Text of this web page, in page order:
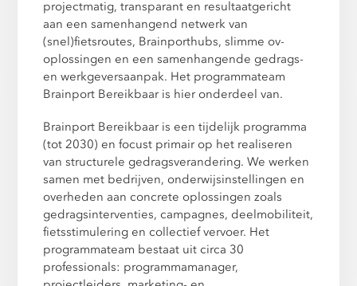
projectmatig, transparant en resultaatgericht
aan een samenhangend netwerk van
(snel)fietsroutes, Brainporthubs, slimme ov-
oplossingen en een samenhangende gedrags-
en werkgeversaanpak. Het programmateam
Brainport Bereikbaar is hier onderdeel van.
Brainport Bereikbaar is een tijdelijk programma
(tot 2030) en focust primair op het realiseren
van structurele gedragsverandering. We werken
samen met bedrijven, onderwijsinstellingen en
overheden aan concrete oplossingen zoals
gedragsinterventies, campagnes, deelmobiliteit,
fietsstimulering en collectief vervoer. Het
programmateam bestaat uit circa 30
professionals: programmamanager,